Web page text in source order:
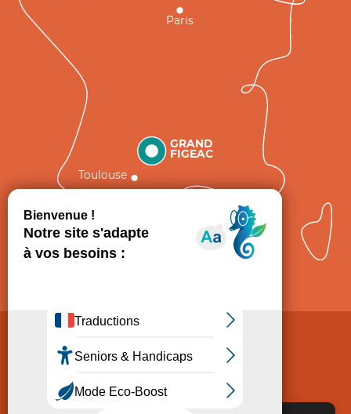
GRAND
FIGEAC
Toulouse
Paris
Politique de Protection des données
Consentement
Accessibilité : non conforme